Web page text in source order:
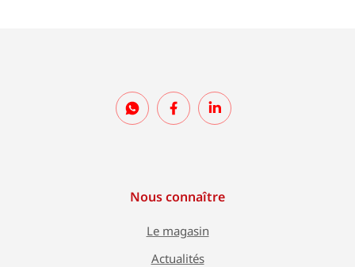
Nous connaître
Le magasin
Actualités